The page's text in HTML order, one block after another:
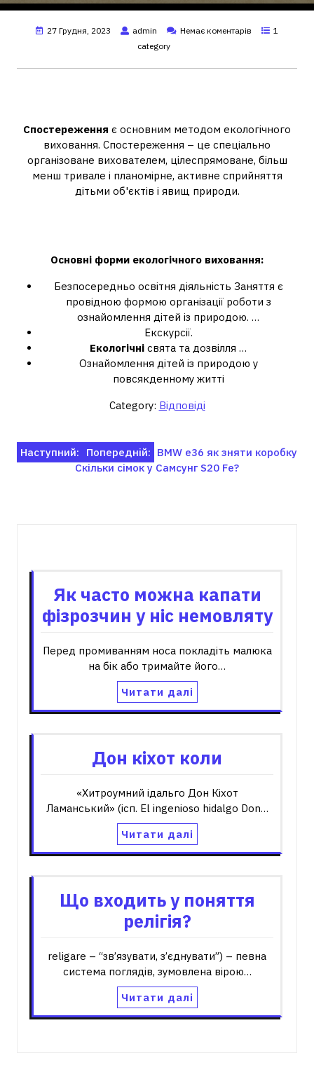
27 Грудня, 2023 admin Немає коментарів
1
category
Спостереження є основним методом екологічного
виховання. Спостереження – це спеціально
організоване вихователем, цілеспрямоване, більш
менш тривале і планомірне, активне сприйняття
дітьми об'єктів і явищ природи.
Основні форми екологічного виховання:
Безпосередньо освітня діяльність Заняття є
провідною формою організації роботи з
ознайомлення дітей із природою. …
Екскурсії.
Екологічні свята та дозвілля …
Ознайомлення дітей із природою у
повсякденному житті
Category: Відповіді
Навігація
записів
Попередній: BMW e36 як зняти коробку
Наступний:
Скільки сімок у Самсунг S20 Fe?
Як часто можна капати
фізрозчин у ніс немовляту
Перед промиванням носа покладіть малюка
на бік або тримайте його…
Читати далі
Дон кіхот коли
«Хитроумний ідальго Дон Кіхот
Ламанський» (ісп. El ingenioso hidalgo Don…
Читати далі
Що входить у поняття
релігія?
religare – “зв’язувати, з’єднувати”) – певна
система поглядів, зумовлена вірою…
Читати далі